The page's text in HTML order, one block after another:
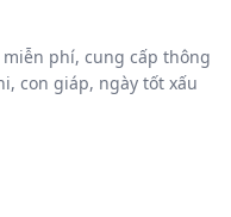
phí, cung cấp thông
con giáp, ngày tốt xấu